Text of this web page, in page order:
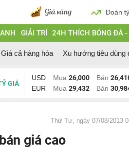
Đoán
GIẢI TRÍ 24H THÍCH BÓNG ĐÁ -
Giá cả hàng hóa Xu hướng tiêu dùng
GIÁ
USD Mua 26,000 Bán
EUR
Mua 29,432 Bán
Thứ Tư, ngày 07/08/2013
giá cao